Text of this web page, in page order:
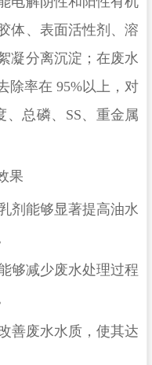
体、表面活性剂、溶
凝分离沉淀；在废水
除率在 95%以上，对
总磷、 SS、重金属
果
剂能够显著提高油水
够减少废水处理过程
善废水水质，使其达